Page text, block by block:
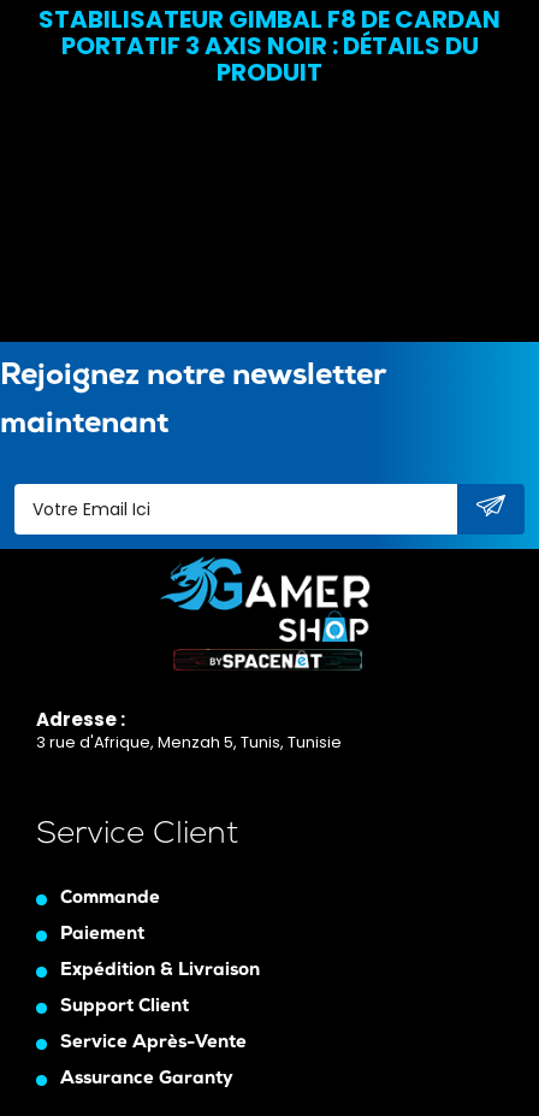
STABILISATEUR GIMBAL F8 DE CARDAN
PORTATIF 3 AXIS NOIR : DÉTAILS DU
PRODUIT
Rejoignez notre newsletter
maintenant
Adresse :
3 rue d'Afrique, Menzah 5, Tunis, Tunisie
Service Client
Commande
Paiement
Expédition & Livraison
Support Client
Service Après-Vente
Assurance Garanty